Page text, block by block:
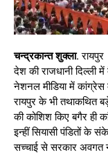
चन्द्रकान्त शुक्ला. रायपुर
देश की राजधानी दिल्ली
नेशनल मीडिया में
रायपुर के भी तथाकथित
की कोशिश किए बगैर ही
इन्हीं सियासी पंडितों के
सच्चाई से सरकार अवगत